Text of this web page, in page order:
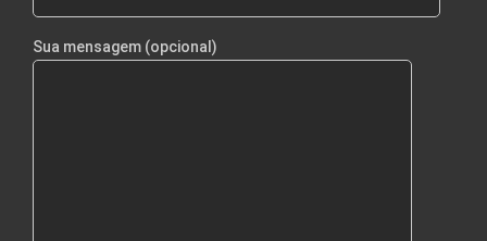
Sua mensagem (opcional)